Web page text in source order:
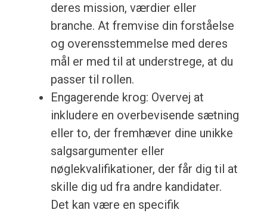
deres mission, værdier eller
branche. At fremvise din forståelse
og overensstemmelse med deres
mål er med til at understrege, at du
passer til rollen.
Engagerende krog: Overvej at
inkludere en overbevisende sætning
eller to, der fremhæver dine unikke
salgsargumenter eller
nøglekvalifikationer, der får dig til at
skille dig ud fra andre kandidater.
Det kan være en specifik